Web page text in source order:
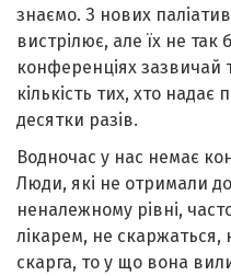
знаємо. З нових
вистрілює, але їх не так
конференціях зазвичай
кількість тих, хто надає
десятки разів.
Водночас у нас немає
Люди, які не отримали
неналежному рівні,
лікарем, не скаржаться,
скарга, то у що вона